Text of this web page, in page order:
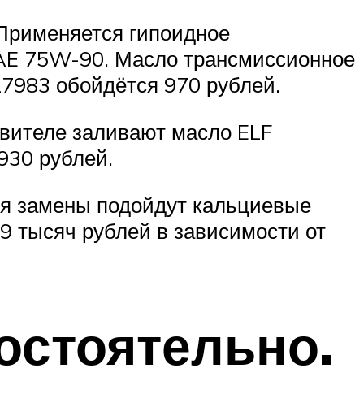
гипоидное
75W-90. Масло трансмиссионное
обойдётся 970 рублей.
заливают масло ELF
рублей.
замены подойдут кальциевые
тысяч рублей в зависимости от